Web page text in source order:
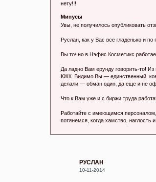
нету!!!
Минусы
Увы, не получилось опубликовать
Руслан, как у Вас все гладенько и
Вы точно в Нэфис Косметикс
Да ладно Вам ерунду говорить-то!
КЖК. Видимо Вы — единственный,
делали — обман один, да еще и не
Что к Вам уже и с биржи труда
Работайте с имеющимся
потянемся, когда хамство, наглость
РУСЛАН
10-11-2014